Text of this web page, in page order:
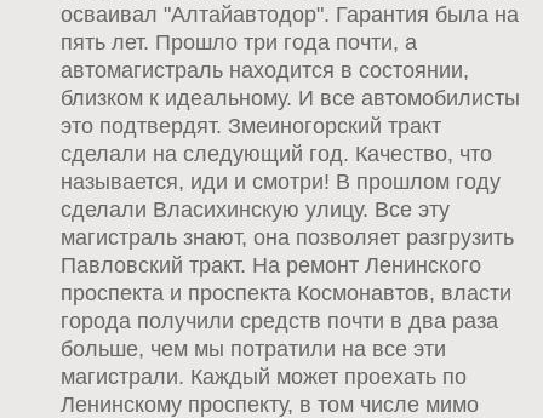
осваивал "Алтайавтодор". Гарантия была на
пять лет. Прошло три года почти, а
автомагистраль находится в состоянии,
близком к идеальному. И все автомобилисты
это подтвердят. Змеиногорский тракт
сделали на следующий год. Качество, что
называется, иди и смотри! В прошлом году
сделали Власихинскую улицу. Все эту
магистраль знают, она позволяет разгрузить
Павловский тракт. На ремонт Ленинского
проспекта и проспекта Космонавтов, власти
города получили средств почти в два раза
больше, чем мы потратили на все эти
магистрали. Каждый может проехать по
Ленинскому проспекту, в том числе мимо